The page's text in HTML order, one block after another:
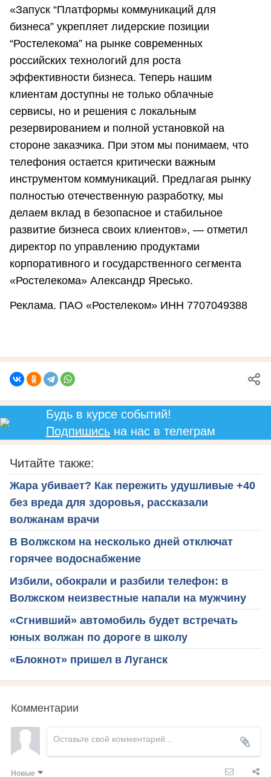
«Запуск “Платформы коммуникаций для
бизнеса” укрепляет лидерские позиции
“Ростелекома” на рынке современных
российских технологий для роста
эффективности бизнеса. Теперь нашим
клиентам доступны не только облачные
сервисы, но и решения с локальным
резервированием и полной установкой на
стороне заказчика. При этом мы понимаем, что
телефония остается критически важным
инструментом коммуникаций. Предлагая рынку
полностью отечественную разработку, мы
делаем вклад в безопасное и стабильное
развитие бизнеса своих клиентов», — отметил
директор по управлению продуктами
корпоративного и государственного сегмента
«Ростелекома» Александр Яресько.
Реклама. ПАО «Ростелеком» ИНН 7707049388
Будь в курсе событий!
Подпишисьна нас в телеграм
Читайте также:
Жара убивает? Как пережить удушливые +40
без вреда для здоровья, рассказали
волжанам врачи
В Волжском на несколько дней отключат
горячее водоснабжение
Избили, обокрали и разбили телефон: в
Волжском неизвестные напали на мужчину
«Сгнивший» автомобиль будет встречать
юных волжан по дороге в школу
«Блокнот» пришел в Луганск
Комментарии
Новые